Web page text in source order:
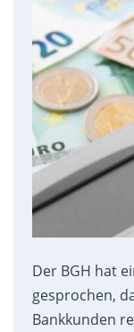
Der BGH hat
gesprochen,
Bankkunden